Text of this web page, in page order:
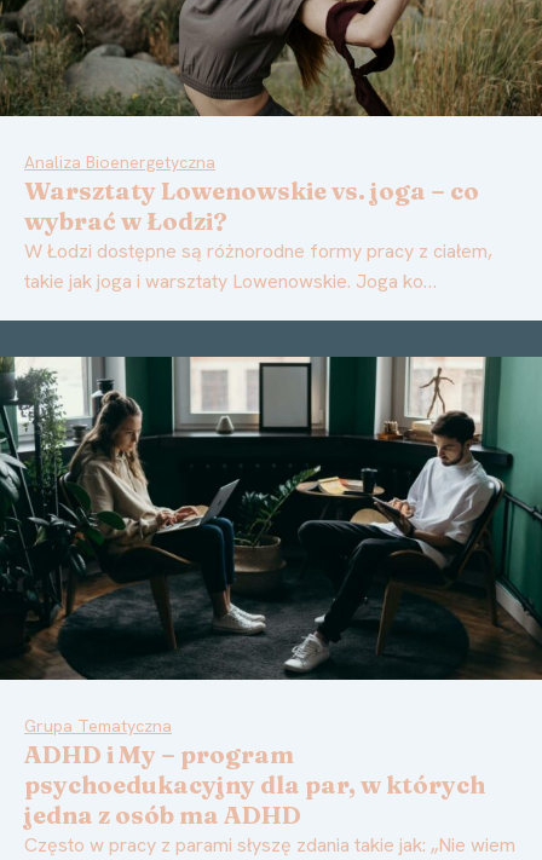
Analiza Bioenergetyczna
Warsztaty Lowenowskie vs. joga – co
wybrać w Łodzi?
W Łodzi dostępne są różnorodne formy pracy z ciałem,
takie jak joga i warsztaty Lowenowskie. Joga ko…
Grupa Tematyczna
ADHD i My – program
psychoedukacyjny dla par, w których
jedna z osób ma ADHD
Często w pracy z parami słyszę zdania takie jak: „Nie wiem